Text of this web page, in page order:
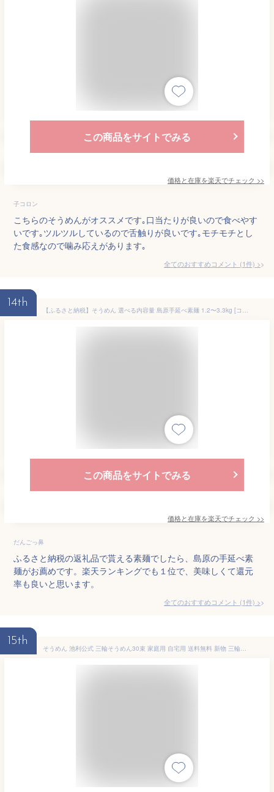
この商品をサイトでみる
価格と在庫を楽天でチェック >>
子コロン
こちらのそうめんがオススメです｡口当たりが良いので食べやす
いです｡ツルツルしているので舌触りが良いです｡モチモチとし
た食感なので噛み応えがあります｡
全てのおすすめコメント (1件) >
14th
【ふるさと納税】そうめん 選べる内容量 島原手延べ素麺 1.2〜3.3kg [コロニーエンタープライズ 長崎県 雲仙市 item1487] 素麺 手延べそうめん 手延そうめん 麺 1.2kg 2.2kg 3.3kg レビューキャンペーン
この商品をサイトでみる
価格と在庫を楽天でチェック >>
だんごっ鼻
ふるさと納税の返礼品で貰える素麺でしたら、島原の手延べ素
麺がお薦めです。楽天ランキングでも１位で、美味しくて還元
率も良いと思います。
全てのおすすめコメント (1件) >
15th
そうめん 池利公式 三輪そうめん30束 家庭用 自宅用 送料無料 新物 三輪素麺 そーめん 手延べ にゅうめん 煮麺 お得用 お徳用 業務用 紙箱 流しそうめん レシピ アレンジ まとめ買い 食品 食べ物 保存用